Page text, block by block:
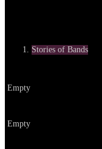
Stories of Bands
Empty
Empty